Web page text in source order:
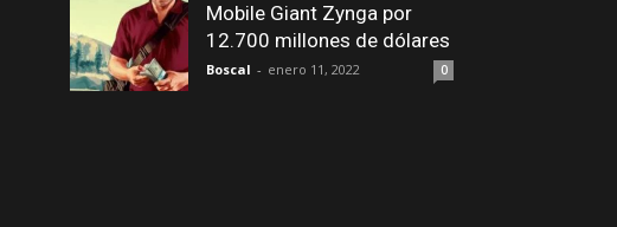
Mobile Giant Zynga por
12.700 millones de dólares
Boscal - enero 11, 2022 0